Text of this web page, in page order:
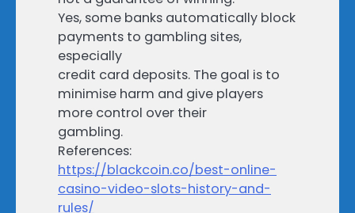
Yes, some banks automatically block
payments to gambling sites,
especially
credit card deposits. The goal is to
minimise harm and give players
more control over their
gambling.
References:
https://blackcoin.co/best-online-
casino-video-slots-history-and-
rules/